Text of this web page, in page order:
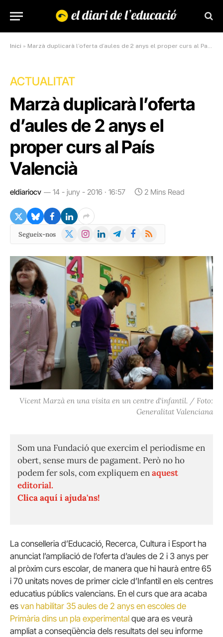
Inici » Marzà duplicarà l’oferta d’aules de 2 anys el proper curs al País Valencià
ACTUALITAT
Marzà duplicarà l’oferta
d’aules de 2 anys el
proper curs al País
Valencià
eldiariocv 14 - juny - 2016 · 16:57 2 Mins Read
Segueix-nos
X
Instagram
LinkedInTelegramFacebook
RSS
Vicent Marzà en una visita en un centre d'infantil. / Foto:
Generalitat Valenciana
Som una Fundació que exercim el periodisme en
obert, sense murs de pagament. Però no ho
podem fer sols, com expliquem enaquest
editorial.
Clica aquí i ajuda'ns!
La conselleria d’Educació, Recerca, Cultura i Esport ha
anunciat l’ampliació de l’oferta d’aules de 2 i 3 anys per
al pròxim curs escolar, de manera que hi haurà entre 65
i 70 unitats noves de primer cicle d’Infantil en els centres
educatius públics valencians. En el curs que ara acaba
es van habilitar 35 aules de 2 anys en escoles de
Primària dins un pla experimental que ara es veurà
ampliat a conseqüència dels resultats del seu informe